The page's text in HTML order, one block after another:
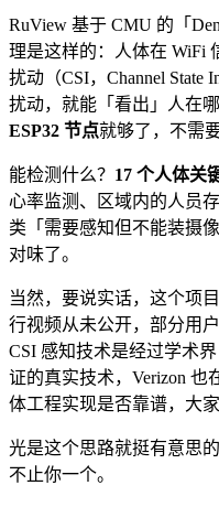
RuView 基于 CMU 的「
理是这样的：人体在 WiFi
扰动（CSI，Channel State
扰动，就能「看出」人在
ESP32 节点就够了，不需
能检测什么？ 17 个人体关
心率监测、区域内的人员
类「需要感知但不能装摄
对味了。
当然，要说实话，这个项目
行视频从未公开，部分用
CSI 感知技术是经过学术
证的真实技术，Verizon
体工程实现是否靠谱，大
光是这个思路就挺有意思
不止你一个。